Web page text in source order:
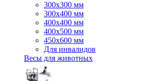
300х300 мм
300х400 мм
400х400 мм
400х500 мм
450х600 мм
Для инвалидов
Весы для животных